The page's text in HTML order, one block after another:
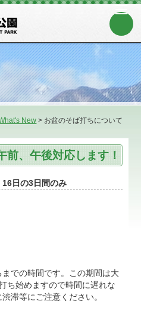
New > お盆のそば打ちについて
前、午後対応します！
日の3日間のみ
での時間です。この期間は大
ち始めますので時間に遅れな
滞等にご注意ください。